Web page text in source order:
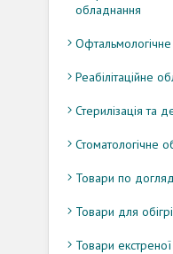
обладнання
Реабілітаційне
Стерилізація та
Стоматологічне
Товари по
Товари для
Товари